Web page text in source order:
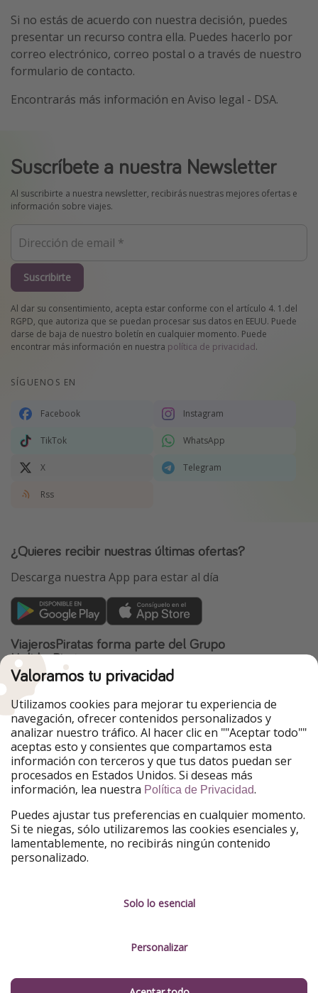
Si no estás de acuerdo con nuestra decisión, puedes
presentar un recurso contra ella. Puedes hacerlo por
correo electrónico, correo postal o a través de nuestro
formulario de contacto.
Encontrarás más información en Aviso legal - DSA.
Suscríbete a nuestra Newsletter
Al suscribirte a nuestra newsletter, recibirás nuestras mejores ofertas e
información sobre viajes.
Suscribirte
Al dar su consentimiento, acepta estar conforme con el artículo 4. 1.del
RGPD, que autoriza que se puedan procesar sus datos en EEUU. Puede
darse de baja de nuestro boletín en cualquier momento. Puede
encontrar más información en nuestra política de privacidad.
SÍGUENOS EN
Facebook Instagram
TikTok WhatsApp
X Telegram
Rss
¿Quieres recibir nuestras últimas ofertas?
Descarga nuestra App para estar al día
ViajerosPiratas forma parte del Grupo
HolidayPirates
Nuestros mercados
PiratinViaggio
HolidayPirates
VakantiePiraten
WakacyjniPiraci
VoyagesPirates
Ferienpiraten
Urlaubspiraten
Urlaubspiraten
TravelPirates
Nuestro grupo
HolidayPirates Group
Conócenos mejor
Sobre ViajerosPiratas
Sostenibilidad
Información legal
Gestionar servicios
Valoramos tu privacidad
Utilizamos cookies para mejorar tu experiencia de
navegación, ofrecer contenidos personalizados y
analizar nuestro tráfico. Al hacer clic en ""Aceptar todo""
aceptas esto y consientes que compartamos esta
información con terceros y que tus datos puedan ser
procesados en Estados Unidos. Si deseas más
información, lea nuestra Política de Privacidad.
Puedes ajustar tus preferencias en cualquier momento.
Si te niegas, sólo utilizaremos las cookies esenciales y,
lamentablemente, no recibirás ningún contenido
personalizado.
Solo lo esencial
Personalizar